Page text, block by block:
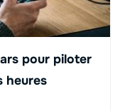
pour piloter
heures